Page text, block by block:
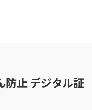
防止 デジタル証